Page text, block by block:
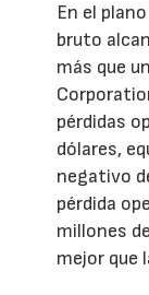
En el
bruto
más que
pérdidas
dólares,
negativo
pérdida
millones
mejor que